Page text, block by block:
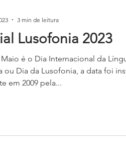
Lusofonia 2023
é o Dia Internacional da
ou Dia da Lusofonia, a data foi
em 2009 pela...
3 min de leitura